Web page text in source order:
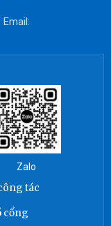
Zalo
tác
cổng